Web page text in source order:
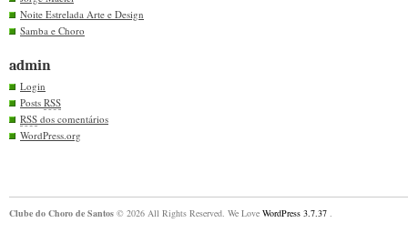
Noite Estrelada Arte e Design
Samba e Choro
admin
Login
Posts RSS
RSS dos comentários
WordPress.org
Clube do Choro de Santos © 2026 All Rights Reserved. We Love WordPress 3.7.37 .